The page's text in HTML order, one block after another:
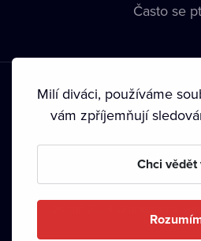
Často se
Podmínky používání • Ochrana
• Autorská
Milí diváci, používáme
vám zpříjemňují
Chci vědět